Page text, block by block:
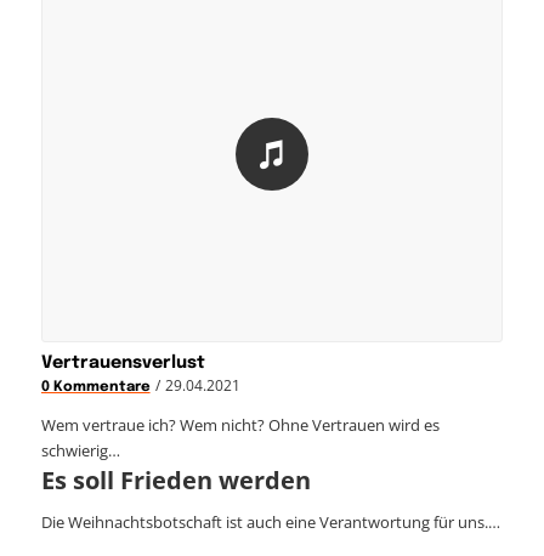
Vertrauensverlust
0 Kommentare / 29.04.2021
Wem vertraue ich? Wem nicht? Ohne Vertrauen wird es
schwierig…
Es soll Frieden werden
Die Weihnachtsbotschaft ist auch eine Verantwortung für uns.…